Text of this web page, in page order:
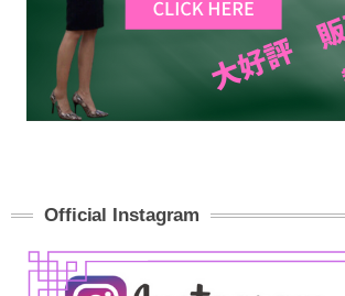
Official Instagram